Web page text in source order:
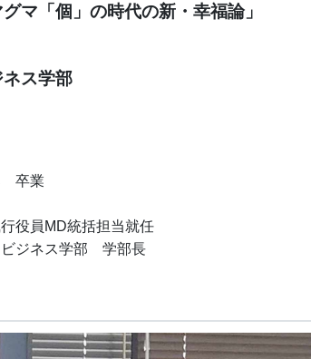
マ「個」の時代の新・幸福論」
ス学部
卒業
役員MD統括担当就任
ジネス学部 学部長